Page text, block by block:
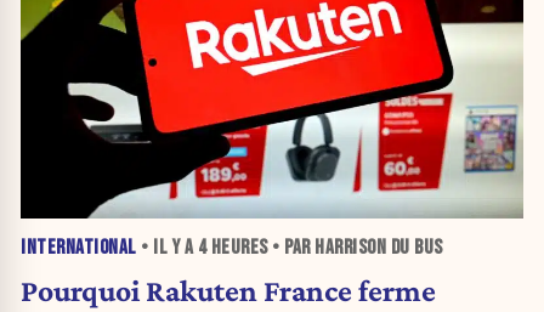
INTERNATIONAL • IL Y A 4 HEURES• PAR HARRISON DU BUS
Pourquoi Rakuten France ferme